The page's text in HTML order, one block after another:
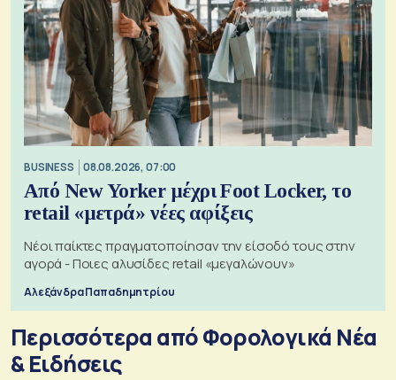
BUSINESS 08.08.2026, 07:00
Από New Yorker μέχρι Foot Locker, το
retail «μετρά» νέες αφίξεις
Νέοι παίκτες πραγματοποίησαν την είσοδό τους στην
αγορά - Ποιες αλυσίδες retail «μεγαλώνουν»
Αλεξάνδρα Παπαδημητρίου
Περισσότερα από Φορολογικά Νέα
& Eιδήσεις